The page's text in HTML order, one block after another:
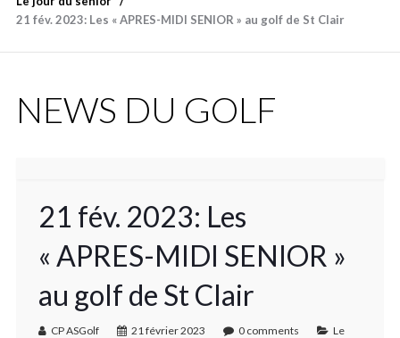
21 fév. 2023: Les « APRES-MIDI SENIOR » au golf de St Clair
NEWS DU GOLF
21 fév. 2023: Les
« APRES-MIDI SENIOR »
au golf de St Clair
CP ASGolf 21 février 2023 0 comments
Le